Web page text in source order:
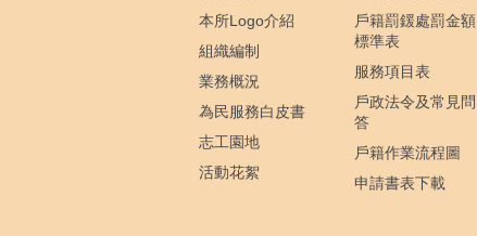
本所Logo介紹
組織編制
業務概況
為民服務白皮書
志工園地
活動花絮
戶籍罰鍰處罰金額
標準表
服務項目表
戶政法令及常見問
答
戶籍作業流程圖
申請書表下載